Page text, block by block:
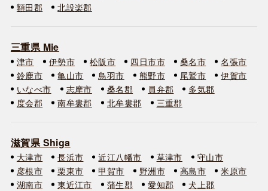
額田郡
北設楽郡
三重県 Mie
津市 伊勢市 松阪市 四日市市 桑名市
名張市
鈴鹿市
亀山市 鳥羽市 熊野市 尾鷲市
伊賀市
いなべ市
志摩市 桑名郡 員弁郡
多気郡
度会郡
南牟婁郡 北牟婁郡 三重郡
滋賀県 Shiga
大津市 長浜市 近江八幡市 草津市
守山市
彦根市
栗東市 甲賀市 野洲市 高島市
米原市
湖南市
東近江市 蒲生郡 愛知郡 犬上郡